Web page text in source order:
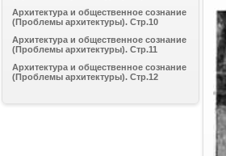
Архитектура и общественное сознание
(Проблемы архитектуры). Стр.10
Архитектура и общественное сознание
(Проблемы архитектуры). Стр.11
Архитектура и общественное сознание
(Проблемы архитектуры). Стр.12